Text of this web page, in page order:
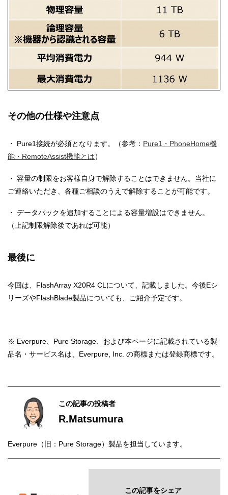
その他の仕様や注意点
・ Pure1接続が必須となります。（参考： Pure1・PhoneHome機
能・RemoteAssist機能とは）
・ 容量の制限をお客様自身で解除することはできません。当社に
ご連絡いただき、各種ご相談のうえで解除することが可能です。
・ データパックを追加することによる容量増設はできません。
（上記制限解除後であれば可能）
最後に
今回は、FlashArray X20R4 CLについて、記載しました。今後Eシ
リーズやFlashBlade製品についても、ご紹介予定です。
※ Everpure、Pure Storage、および本ページに記載されている製
品名・サービス名は、Everpure, Inc. の商標または登録商標です。
この記事の投稿者
R.Matsumura
Everpure（旧：Pure Storage）製品を担当しています。
この記事をシェア